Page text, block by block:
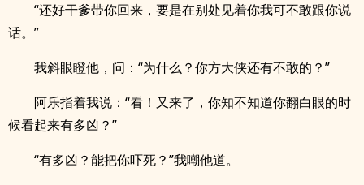
“还好干爹带你回来，要是在别处见着你我可不敢跟你说
话。”
我斜眼瞪他，问：“为什么？你方大侠还有不敢的？”
阿乐指着我说：“看！又来了，你知不知道你翻白眼的时
候看起来有多凶？”
“有多凶？能把你吓死？”我嘲他道。